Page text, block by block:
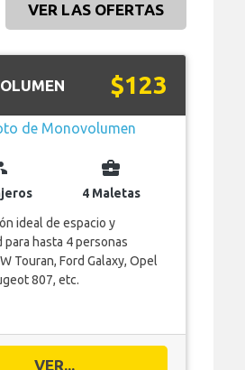
VER LAS OFERTAS
$123
business_center
4 Maletas
ideal de espacio y
para hasta 4 personas
Touran, Ford Galaxy, Opel
807, etc.
VER...